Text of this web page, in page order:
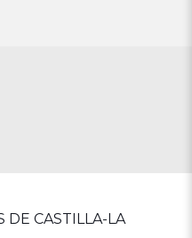
CASTILLA-LA